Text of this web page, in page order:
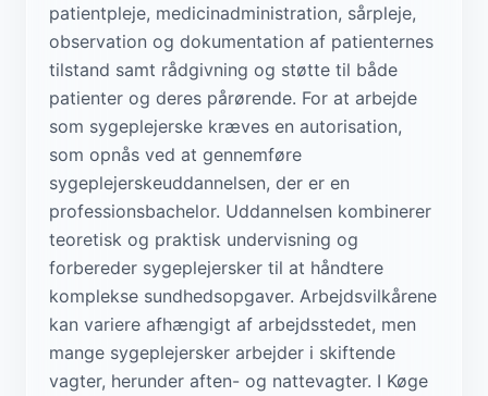
patientpleje, medicinadministration, sårpleje,
observation og dokumentation af patienternes
tilstand samt rådgivning og støtte til både
patienter og deres pårørende. For at arbejde
som sygeplejerske kræves en autorisation,
som opnås ved at gennemføre
sygeplejerskeuddannelsen, der er en
professionsbachelor. Uddannelsen kombinerer
teoretisk og praktisk undervisning og
forbereder sygeplejersker til at håndtere
komplekse sundhedsopgaver. Arbejdsvilkårene
kan variere afhængigt af arbejdsstedet, men
mange sygeplejersker arbejder i skiftende
vagter, herunder aften- og nattevagter. I Køge